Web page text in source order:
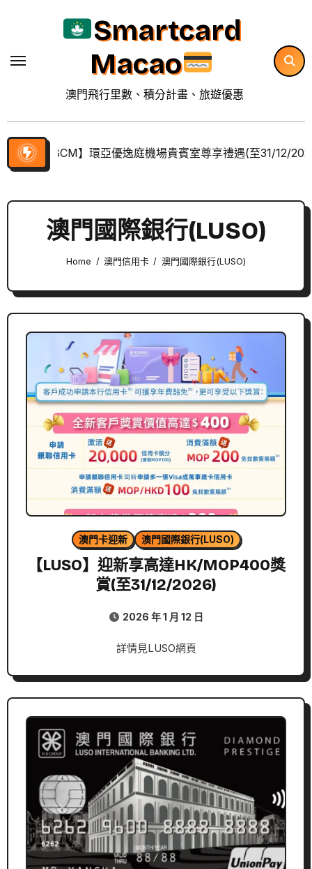
Smartcard
Macao
澳門飛行里數、積分計畫、旅遊優惠
【BCM】環亞優逸庭機場貴賓室尊享禮遇(至31/12/
澳門國際銀行(LUSO)
Home 澳門信用卡 澳門國際銀行(LUSO)
澳門卡迎新 澳門國際銀行(LUSO)
【LUSO】迎新享高達HK/MOP400獎
賞(至31/12/2026)
2026 年 1 月 12 日
詳情見LUSO網頁